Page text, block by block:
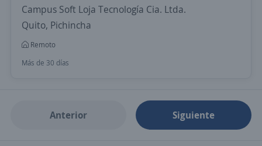
Campus Soft Loja Tecnología Cia. Ltda.
Quito, Pichincha
Remoto
Más de 30 días
Anterior Siguiente